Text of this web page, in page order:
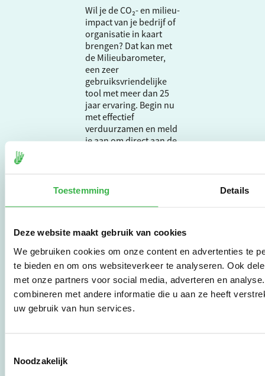
Toestemming Details
Deze website maakt gebruik van cookies
We gebruiken cookies om onze content en advertenties te
te bieden en om ons websiteverkeer te analyseren. Ook
met onze partners voor social media, adverteren en
combineren met andere informatie die u aan ze heeft
uw gebruik van hun services.
Noodzakelijk
Wil je de CO₂- en milieu-
impact van je bedrijf of
organisatie in kaart
brengen? Dat kan met
de Milieubarometer,
een zeer
gebruiksvriendelijke
tool met meer dan 25
jaar ervaring. Begin nu
met effectief
verduurzamen en meld
je aan om direct aan de
De Milieubarometer is
gecreëerd door
Stichting Stimular
vertaalt de groeiende
vraag om
duurzaamheid naar
praktische
werkwijzen voor
bedrijven,